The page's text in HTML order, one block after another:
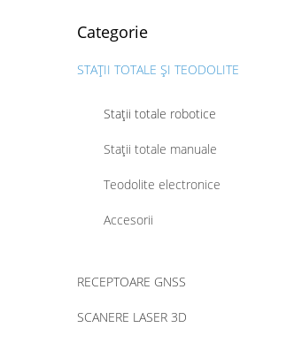
Categorie
STAȚII TOTALE ȘI TEODOLITE
Stații totale robotice
Stații totale manuale
Teodolite electronice
Accesorii
RECEPTOARE GNSS
SCANERE LASER 3D